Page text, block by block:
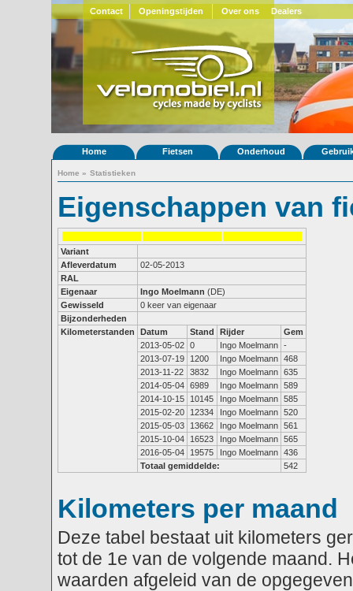
Contact Openingstijden Over ons Dealers
Home Fietsen Onderhoud
Home » Statistieken
Eigenschappen van
Variant
Afleverdatum
02-05-2013
RAL
Eigenaar
Ingo Moelmann (DE)
Gewisseld
0 keer van eigenaar
Bijzonderheden
Kilometerstanden
Datum Stand Rijder
Gem
2013-05-02 0 Ingo Moelmann -
2013-07-19
1200 Ingo Moelmann 468
2013-11-22
3832 Ingo Moelmann 635
2014-05-04 6989 Ingo Moelmann 589
2014-10-15
10145 Ingo Moelmann 585
2015-02-20
12334 Ingo Moelmann 520
2015-05-03
13662 Ingo Moelmann 561
2015-10-04
16523 Ingo Moelmann 565
2016-05-04
19575 Ingo Moelmann 436
Totaal gemiddelde:
542
Kilometers per maand
Deze tabel bestaat uit kilometers
tot de 1e van de volgende maand.
waarden afgeleid van de